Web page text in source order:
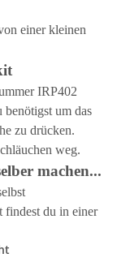
einer kleinen
IRP402
um das
zu drücken.
weg.
machen...
findest du in einer